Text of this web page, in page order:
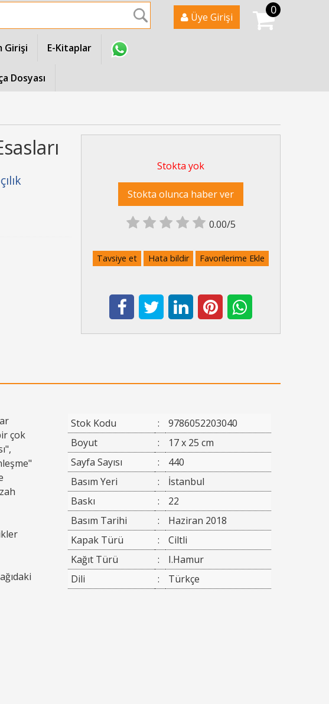
0
Üye Girişi
Girişi E-Kitaplar
Dosyası
Stokta yok
Stokta olunca haber ver
0.00/5
Tavsiye et Hata bildir Favorilerime Ekle
çok
Stok Kodu :
9786052203040
Boyut
:
17 x 25 cm
Sayfa Sayısı
:
440
Basım Yeri
:
İstanbul
Baskı
:
22
Basım Tarihi
:
Haziran 2018
Kapak Türü
:
Ciltli
Kağıt Türü
:
I.Hamur
Dili
: Türkçe